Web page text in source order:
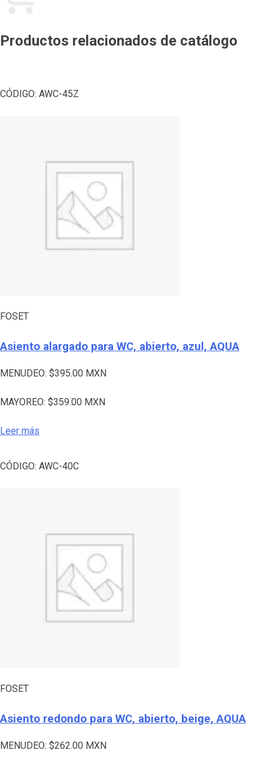
Productos relacionados de catálogo
CÓDIGO: AWC-45Z
FOSET
Asiento alargado para WC, abierto, azul, AQUA
MENUDEO: $395.00 MXN
MAYOREO: $359.00 MXN
Leer más
CÓDIGO: AWC-40C
FOSET
Asiento redondo para WC, abierto, beige, AQUA
MENUDEO: $262.00 MXN